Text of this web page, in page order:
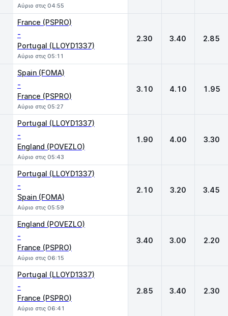
Αύριο στις 04:55
France (PSPRO)
-
Portugal (LLOYD1337)
Αύριο στις 05:11
2.30 3.40 2.85
Spain (FOMA)
-
France (PSPRO)
Αύριο στις 05:27
3.10 4.10 1.95
Portugal (LLOYD1337)
-
England (POVEZLO)
Αύριο στις 05:43
1.90 4.00 3.30
Portugal (LLOYD1337)
-
Spain (FOMA)
Αύριο στις 05:59
2.10 3.20 3.45
England (POVEZLO)
-
France (PSPRO)
Αύριο στις 06:15
3.40 3.00 2.20
Portugal (LLOYD1337)
-
France (PSPRO)
Αύριο στις 06:41
2.85 3.40 2.30